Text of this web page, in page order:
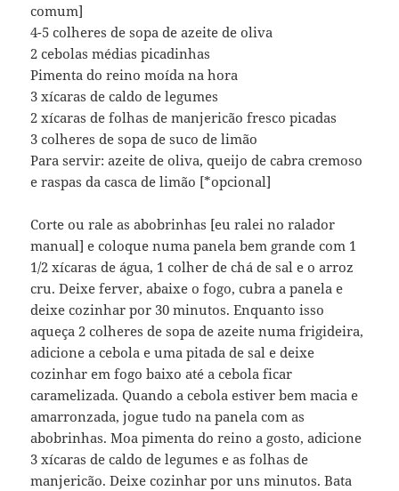
comum]
4-5 colheres de sopa de azeite de oliva
2 cebolas médias picadinhas
Pimenta do reino moída na hora
3 xícaras de caldo de legumes
2 xícaras de folhas de manjericão fresco picadas
3 colheres de sopa de suco de limão
Para servir: azeite de oliva, queijo de cabra cremoso
e raspas da casca de limão [*opcional]
Corte ou rale as abobrinhas [eu ralei no ralador
manual] e coloque numa panela bem grande com 1
1/2 xícaras de água, 1 colher de chá de sal e o arroz
cru. Deixe ferver, abaixe o fogo, cubra a panela e
deixe cozinhar por 30 minutos. Enquanto isso
aqueça 2 colheres de sopa de azeite numa frigideira,
adicione a cebola e uma pitada de sal e deixe
cozinhar em fogo baixo até a cebola ficar
caramelizada. Quando a cebola estiver bem macia e
amarronzada, jogue tudo na panela com as
abobrinhas. Moa pimenta do reino a gosto, adicione
3 xícaras de caldo de legumes e as folhas de
manjericão. Deixe cozinhar por uns minutos. Bata